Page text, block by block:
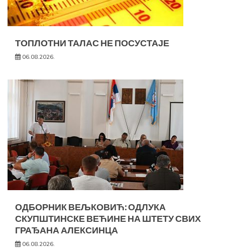
ТОПЛОТНИ ТАЛАС НЕ ПОСУСТАЈЕ
06.08.2026.
ОДБОРНИК ВЕЉКОВИЋ: ОДЛУКА
СКУПШТИНСКЕ ВЕЋИНЕ НА ШТЕТУ СВИХ
ГРАЂАНА АЛЕКСИНЦА
06.08.2026.